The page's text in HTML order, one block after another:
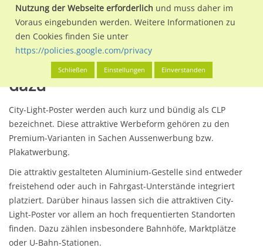
Perfekte Wirkung! Und die
Aufmerksamkeit gibt's gratis
dazu
City-Light-Poster werden auch kurz und bündig als CLP
bezeichnet. Diese attraktive Werbeform gehören zu den
Premium-Varianten in Sachen Aussenwerbung bzw.
Plakatwerbung.
Die attraktiv gestalteten Aluminium-Gestelle sind entweder
freistehend oder auch in Fahrgast-Unterstände integriert
platziert. Darüber hinaus lassen sich die attraktiven City-
Light-Poster vor allem an hoch frequentierten Standorten
finden. Dazu zählen insbesondere Bahnhöfe, Marktplätze
oder U-Bahn-Stationen.
Nutzung der Webseite erforderlich und muss daher im
Voraus eingebunden werden. Weitere Informationen zu
den Cookies finden Sie unter
https://policies.google.com/privacy
Schließen Einstellungen Einverstanden